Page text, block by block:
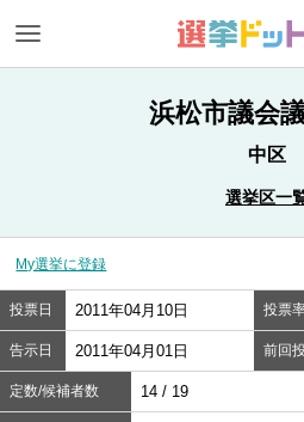
浜松市議会
中区
選挙区一
My選挙に登録
投票日 2011年04月10日 投票
告示日 2011年04月01日 前回
定数/候補者数 14 / 19